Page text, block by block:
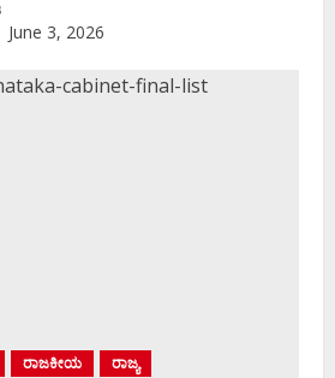
June 3, 2026
ರಾಜಕೀಯ ರಾಜ್ಯ